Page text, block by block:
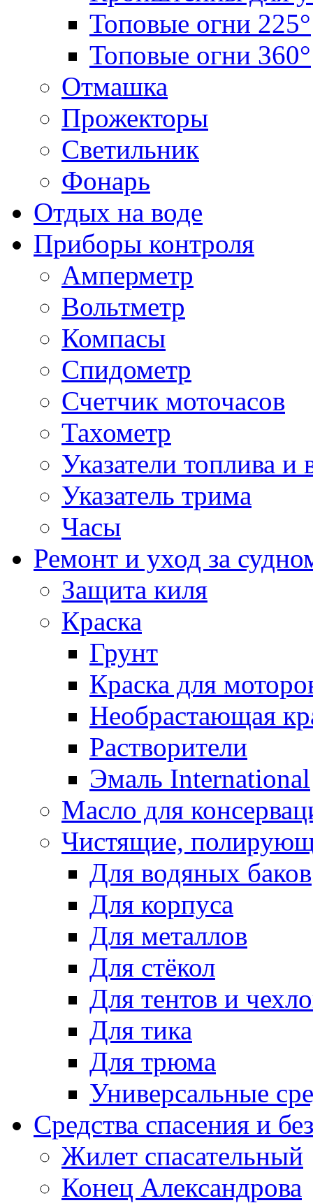
Топовые огни 225°
Топовые огни 360°
Отмашка
Прожекторы
Светильник
Фонарь
Отдых на воде
Приборы контроля
Амперметр
Вольтметр
Компасы
Спидометр
Счетчик моточасов
Тахометр
Указатели топлива и
Указатель трима
Часы
Ремонт и уход за
Защита киля
Краска
Грунт
Краска для
Необрастающая
Растворители
Эмаль International
Масло для
Чистящие,
Для водяных баков
Для корпуса
Для металлов
Для стёкол
Для тентов и
Для тика
Для трюма
Универсальные
Средства спасения и
Жилет спасательный
Конец Александрова